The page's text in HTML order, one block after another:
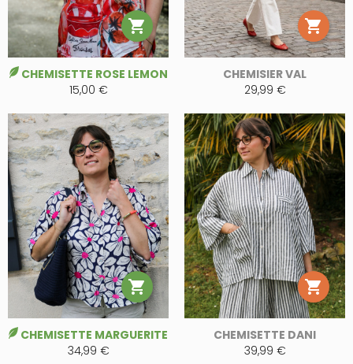

CHEMISETTE ROSE LEMON
15,00 €

CHEMISIER VAL
29,99 €

CHEMISETTE MARGUERITE
34,99 €

CHEMISETTE DANI
39,99 €